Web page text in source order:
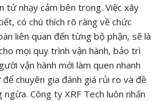
tử nhạy cảm bên trong. Việc xây
có chú thích rõ ràng về chức
liên quan đến từng bộ phận, sẽ là
mọi quy trình vận hành, bảo trì
vận hành mới làm quen nhanh
chuyên gia đánh giá rủi ro và đề
Công ty XRF Tech luôn nhấn